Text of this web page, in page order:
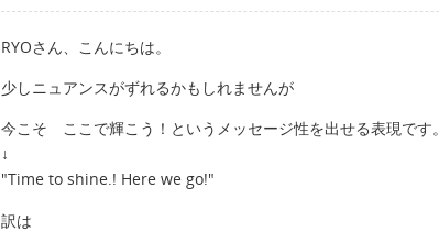
RYOさん、こんにちは。
少しニュアンスがずれるかもしれませんが
今こそ ここで輝こう！というメッセージ性を出せる表現です。
↓
"Time to shine.! Here we go!"
訳は